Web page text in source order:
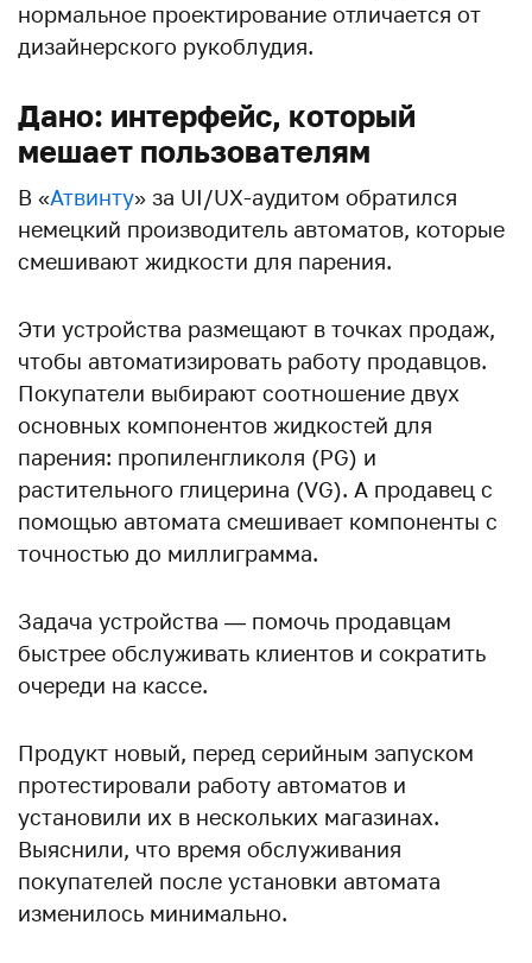
нормальное проектирование отличается от
дизайнерского рукоблудия.
Дано: интерфейс, который
мешает пользователям
В «Атвинту» за UI/UX-аудитом обратился
немецкий производитель автоматов, которые
смешивают жидкости для парения.
Эти устройства размещают в точках продаж,
чтобы автоматизировать работу продавцов.
Покупатели выбирают соотношение двух
основных компонентов жидкостей для
парения: пропиленгликоля (PG) и
растительного глицерина (VG). А продавец с
помощью автомата смешивает компоненты с
точностью до миллиграмма.
Задача устройства — помочь продавцам
быстрее обслуживать клиентов и сократить
очереди на кассе.
Продукт новый, перед серийным запуском
протестировали работу автоматов и
установили их в нескольких магазинах.
Выяснили, что время обслуживания
покупателей после установки автомата
изменилось минимально.